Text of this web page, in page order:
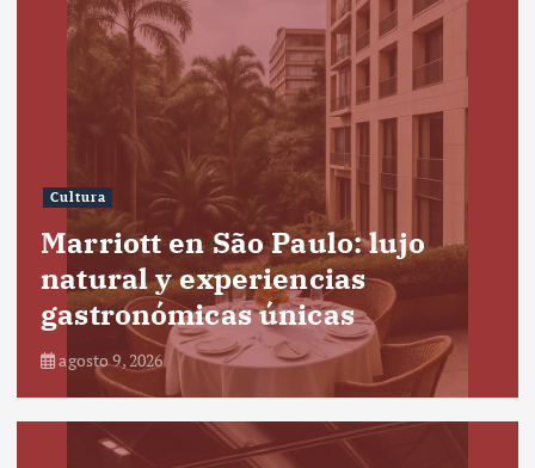
Cultura
Marriott en São Paulo: lujo
natural y experiencias
gastronómicas únicas
agosto 9, 2026